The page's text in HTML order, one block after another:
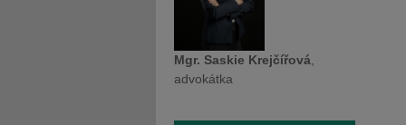
Mgr. Saskie Krejčířová
advokátka